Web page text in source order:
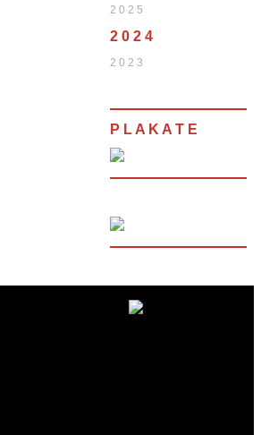
2 0 2 5
2 0 2 4
2 0 2 3
P L A K A T E